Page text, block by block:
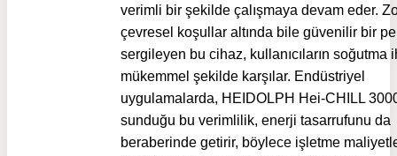
verimli bir şekilde çalışmaya devam eder.
çevresel koşullar altında bile güvenilir bir
sergileyen bu cihaz, kullanıcıların soğutma
mükemmel şekilde karşılar. Endüstriyel
uygulamalarda, HEIDOLPH Hei-CHILL
sunduğu bu verimlilik, enerji tasarrufunu da
beraberinde getirir, böylece işletme